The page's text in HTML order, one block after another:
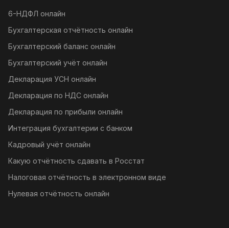
6-НДФЛ онлайн
Бухгалтерская отчётность онлайн
Бухгалтерский баланс онлайн
Бухгалтерский учёт онлайн
Декларация УСН онлайн
Декларация по НДС онлайн
Декларация по прибыли онлайн
Интеграция бухгалтерии с банком
Кадровый учёт онлайн
Какую отчётность сдавать в Росстат
Налоговая отчётность в электронном виде
Нулевая отчётность онлайн